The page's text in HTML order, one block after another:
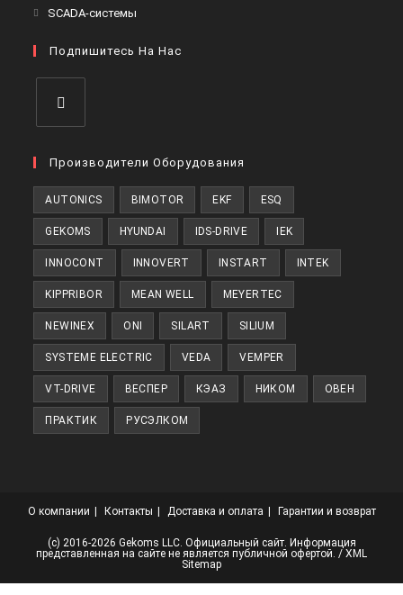
вкладке
SCADA-системы
новой
Подпишитесь На Нас
в
вкладке
Производители Оборудования
AUTONICS BIMOTOR EKF ESQ
GEKOMS HYUNDAI IDS-DRIVE IEK
INNOCONT INNOVERT INSTART INTEK
KIPPRIBOR MEAN WELL MEYERTEC
NEWINEX ONI SILART SILIUM
SYSTEME ELECTRIC VEDA VEMPER
VT-DRIVE ВЕСПЕР КЭАЗ НИКОМ ОВЕН
ПРАКТИК РУСЭЛКОМ
О компании Контакты Доставка и оплата Гарантии и возврат
(с) 2016-2026 Gekoms LLC. Официальный сайт. Информация
представленная на сайте не является публичной офертой. / XML
Sitemap